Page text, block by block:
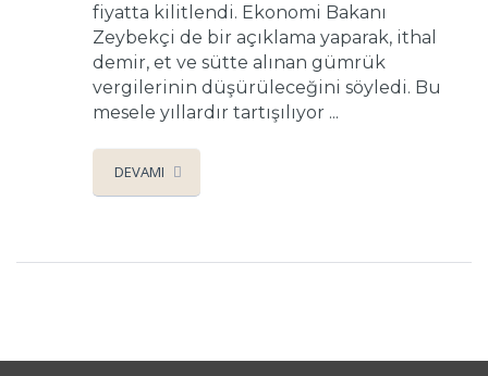
fiyatta kilitlendi. Ekonomi Bakanı
Zeybekçi de bir açıklama yaparak, ithal
demir, et ve sütte alınan gümrük
vergilerinin düşürüleceğini söyledi. Bu
mesele yıllardır tartışılıyor ...
DEVAMI